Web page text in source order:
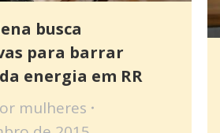
busca
para barrar
energia em RR
mulheres